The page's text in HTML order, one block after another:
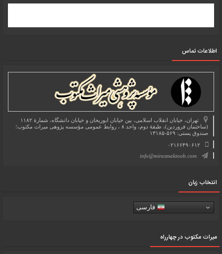
اطلاعات تماس
تهران، خیابان انقلاب اسلامی، بین خیابان ابوریحان و خیابان دانشگاه، شمارۀ ۱۱۸۲
(ساختمان فروردین)، طبقۀ دوم، واحد ۸ ، روابط عمومی مؤسسه پژوهی میراث مکتوب؛
صندوق پستی: ۵۶۹-۱۳۱۸۵
۰۲۱۶۶۴۹۰۶۱۲
info@mirasmaktoob.com
انتخاب زبان
فارسی
میرات مکتوب در چهارراه